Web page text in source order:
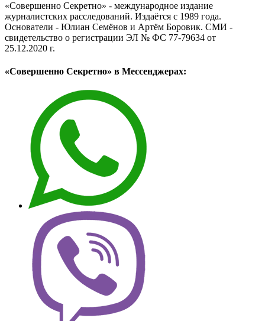
«Совершенно Секретно» - международное издание
журналистских расследований. Издаётся с 1989 года.
Основатели - Юлиан Семёнов и Артём Боровик. CМИ -
свидетельство о регистрации ЭЛ № ФС 77-79634 от
25.12.2020 г.
«Совершенно Секретно» в Мессенджерах: